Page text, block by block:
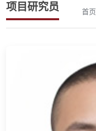
项目研究员 首页